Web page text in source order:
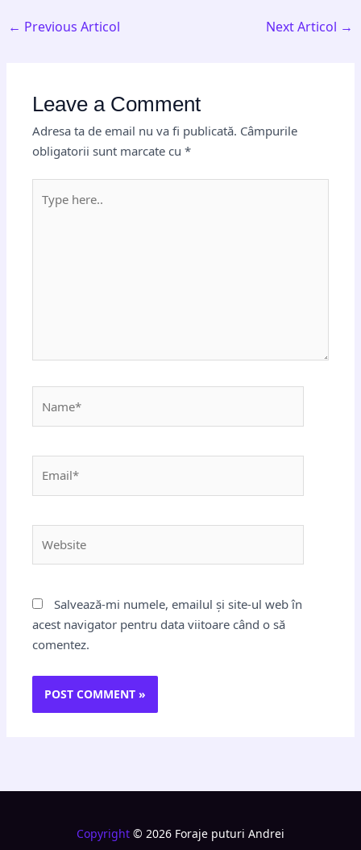
← Previous Articol Next Articol →
Leave a Comment
Adresa ta de email nu va fi publicată. Câmpurile
obligatorii sunt marcate cu*
here..
Salvează-mi numele, emailul și site-ul web în
acest navigator pentru data viitoare când o să
comentez.
Copyright © 2026 Foraje puturi Andrei